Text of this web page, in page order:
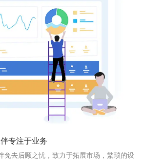
专注于业务
免去后顾之忧，致力于拓展市场，繁琐的设